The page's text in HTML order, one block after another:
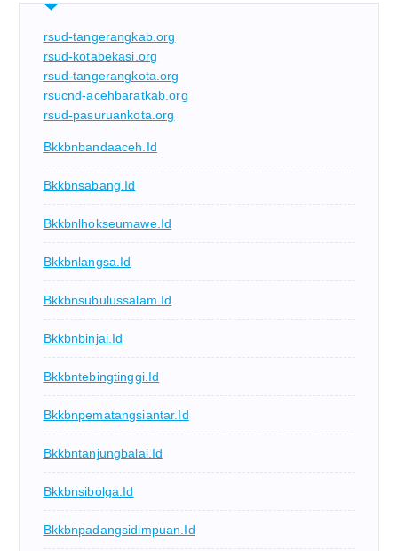
rsud-tangerangkab.org
rsud-kotabekasi.org
rsud-tangerangkota.org
rsucnd-acehbaratkab.org
rsud-pasuruankota.org
Bkkbnbandaaceh.id
Bkkbnsabang.id
Bkkbnlhokseumawe.id
Bkkbnlangsa.id
Bkkbnsubulussalam.id
Bkkbnbinjai.id
Bkkbntebingtinggi.id
Bkkbnpematangsiantar.id
Bkkbntanjungbalai.id
Bkkbnsibolga.id
Bkkbnpadangsidimpuan.id